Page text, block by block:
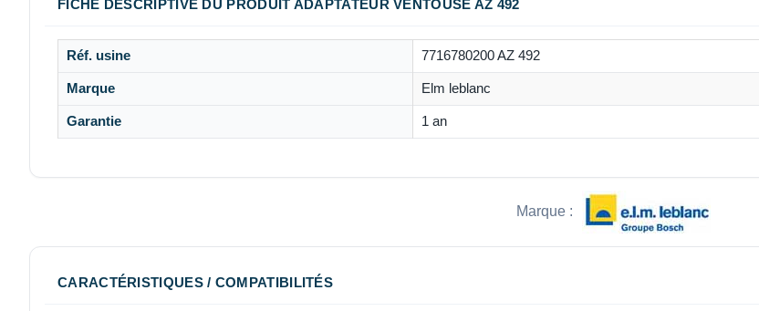
FICHE DESCRIPTIVE DU PRODUIT ADAPTATEUR VENTOUSE AZ 492
Réf. usine 7716780200 AZ 492
Marque Elm leblanc
Garantie 1 an
Marque :
CARACTÉRISTIQUES / COMPATIBILITÉS